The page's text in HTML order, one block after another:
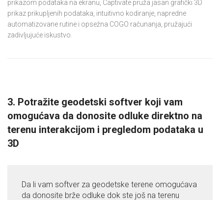
prikazom podataka na ekranu, Captivate pruža jasan grafički 3D
prikaz prikupljenih podataka, intuitivno kodiranje, napredne
automatizovane rutine i opsežna COGO računanja, pružajući
zadivljujuće iskustvo.
3. Potražite geodetski softver koji vam
omogućava da donosite odluke direktno na
terenu interakcijom i pregledom podataka u
3D
Da li vam softver za geodetske terene omogućava
da donosite brže odluke dok ste još na terenu